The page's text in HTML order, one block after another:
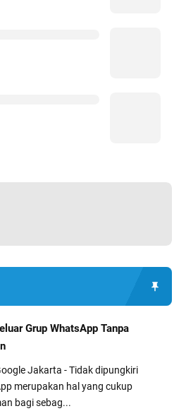
Grup WhatsApp Tanpa
Jakarta - Tidak dipungkiri
merupakan hal yang cukup
bagi sebag...